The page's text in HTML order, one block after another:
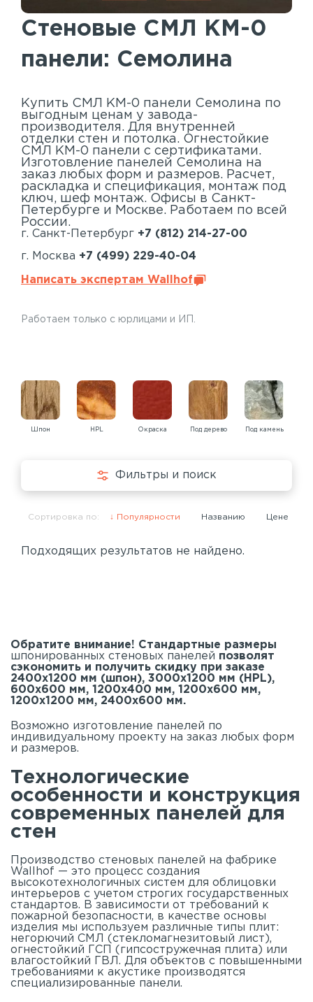
Акустические панели
Реечный потолок
Индивидуальные решения
Стеновые СМЛ КМ-0
панели: Семолина
Купить СМЛ КМ-0 панели Семолина по
выгодным ценам у завода-
производителя. Для внутренней
отделки стен и потолка. Огнестойкие
СМЛ КМ-0 панели с сертификатами.
Изготовление панелей Семолина на
заказ любых форм и размеров. Расчет,
раскладка и спецификация, монтаж под
ключ, шеф монтаж. Офисы в Санкт-
Петербурге и Москве. Работаем по всей
России.
г. Санкт-Петербург +7 (812) 214-27-00
г. Москва +7 (499) 229-40-04
Написать экспертам Wallhof
Работаем только с юрлицами и ИП.
Шпон HPL Окраска Под дерево Под камень
Фильтры и поиск
Сортировка по: Популярности Названию Цене
Подходящих результатов не найдено.
Обратите внимание! Стандартные размеры
шпонированных стеновых панелей позволят
сэкономить и получить скидку при заказе
2400х1200 мм (шпон), 3000х1200 мм (HPL),
600х600 мм, 1200х400 мм, 1200х600 мм,
1200х1200 мм, 2400х600 мм.
Возможно изготовление панелей по
индивидуальному проекту на заказ любых форм
и размеров.
Технологические
особенности и конструкция
современных панелей для
стен
Производство стеновых панелей на фабрике
Wallhof — это процесс создания
высокотехнологичных систем для облицовки
интерьеров с учетом строгих государственных
стандартов. В зависимости от требований к
пожарной безопасности, в качестве основы
изделия мы используем различные типы плит:
негорючий СМЛ (стекломагнезитовый лист),
огнестойкий ГСП (гипсостружечная плита) или
влагостойкий ГВЛ. Для объектов с повышенными
требованиями к акустике производятся
специализированные панели.